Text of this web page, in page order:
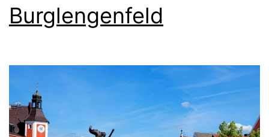
Burglengenfeld